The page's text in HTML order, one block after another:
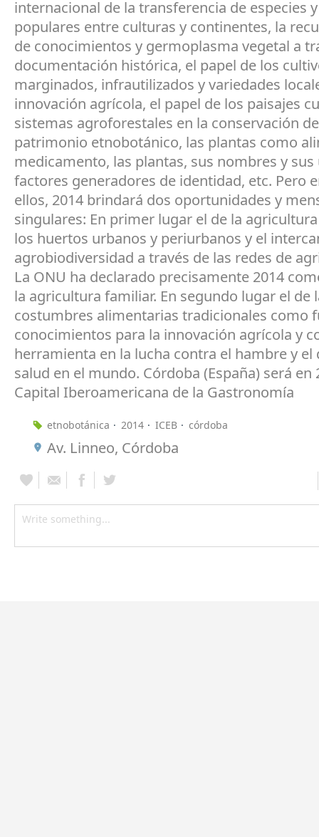
internacional de la transferencia de especies
populares entre culturas y continentes, la
de conocimientos y germoplasma vegetal a
documentación histórica, el papel de los
marginados, infrautilizados y variedades
innovación agrícola, el papel de los paisajes
sistemas agroforestales en la conservación
patrimonio etnobotánico, las plantas como
medicamento, las plantas, sus nombres y
factores generadores de identidad, etc. Pero
ellos, 2014 brindará dos oportunidades y
singulares: En primer lugar el de la
los huertos urbanos y periurbanos y el
agrobiodiversidad a través de las redes de
La ONU ha declarado precisamente 2014
la agricultura familiar. En segundo lugar el de
costumbres alimentarias tradicionales como
conocimientos para la innovación agrícola y
herramienta en la lucha contra el hambre y el
salud en el mundo. Córdoba (España) será en
Capital Iberoamericana de la Gastronomía
etnobotánica 2014 ICEB córdoba
Av. Linneo, Córdoba